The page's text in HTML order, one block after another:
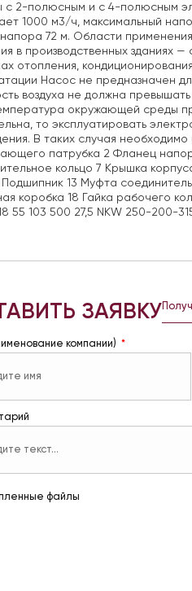
с 2-полюсным и с 4-полюсным
1000 м3/ч, максимальный
72 м. Области
в производственных зданиях
отопления,
Насос не предназначен
воздуха не должна
окружающей среды
то эксплуатировать
В таких случая
патрубка 2 Фланец
кольцо 7 Крышка
Подшипник 13 Муфта
коробка 18 Гайка рабочего
55 103 500 27,5 NKW 250-200-
ЗАЯВКУ
компании)
файлы